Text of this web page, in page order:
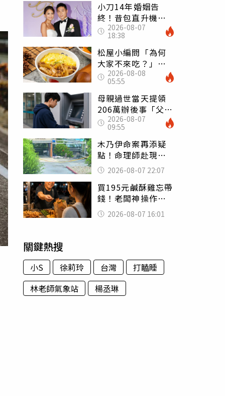
小刀14年婚姻告
終！昔包直升機求
婚 豪砸545萬辦婚
禮還找連戰證婚
2026-08-07
18:38
松屋小編問「為何
大家不來吃？」
一票人點出3大問
題：滿手好牌打到
爛
2026-08-08
05:55
母親過世當天提領
206萬辦後事「父子
遭判刑」 律師：
搶錢先下手是罪
2026-08-07
09:55
木乃伊命案再添疑
點！命理師赴現場
遇天候驟變 驚
喊：死者還有冤屈
2026-08-07 22:07
買195元鹹酥雞忘帶
錢！老闆神操作
「倒找5元」 全網
看哭：這就是台灣
2026-08-07 16:01
關鍵熱搜
小S 徐莉玲 台灣
打瞌睡
林老師氣象站
楊丞琳